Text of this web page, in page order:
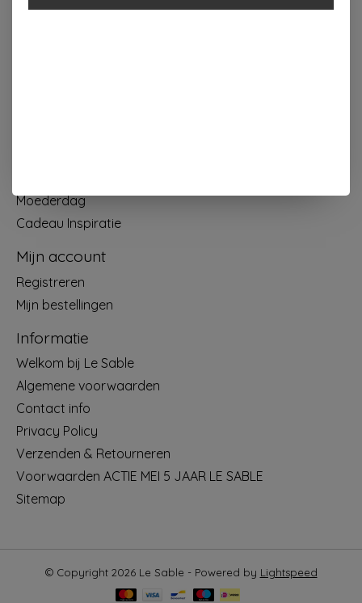
Moederdag
Cadeau Inspiratie
Mijn account
Registreren
Mijn bestellingen
Informatie
Welkom bij Le Sable
Algemene voorwaarden
Contact info
Privacy Policy
Verzenden & Retourneren
Voorwaarden ACTIE MEI 5 JAAR LE SABLE
Sitemap
© Copyright 2026 Le Sable - Powered by Lightspeed